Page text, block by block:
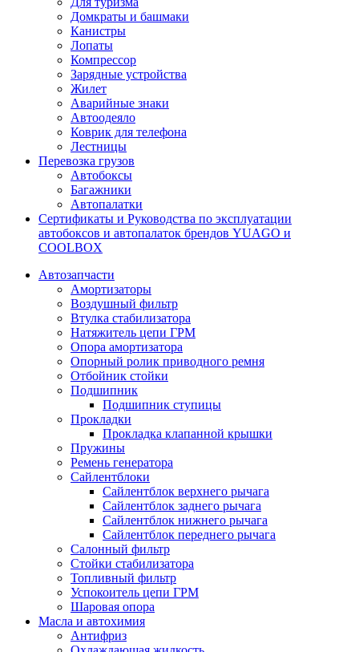
Домкраты и башмаки
Канистры
Лопаты
Компрессор
Зарядные устройства
Жилет
Аварийные знаки
Автоодеяло
Коврик для телефона
Лестницы
Перевозка грузов
Автобоксы
Багажники
Автопалатки
Сертификаты и Руководства по эксплуатации
автобоксов и автопалаток брендов YUAGO и
COOLBOX
Автозапчасти
Амортизаторы
Воздушный фильтр
Втулка стабилизатора
Натяжитель цепи ГРМ
Опора амортизатора
Опорный ролик приводного ремня
Отбойник стойки
Подшипник
Подшипник ступицы
Прокладки
Прокладка клапанной крышки
Пружины
Ремень генератора
Сайлентблоки
Сайлентблок верхнего рычага
Сайлентблок заднего рычага
Сайлентблок нижнего рычага
Сайлентблок переднего рычага
Салонный фильтр
Стойки стабилизатора
Топливный фильтр
Успокоитель цепи ГРМ
Шаровая опора
Масла и автохимия
Антифриз